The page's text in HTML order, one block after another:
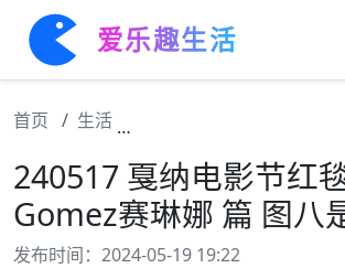
爱乐趣生活
首页 生活
240517 戛纳电影节红
Gomez赛琳娜 篇 图八
发布时间：2024-05-19 19:22